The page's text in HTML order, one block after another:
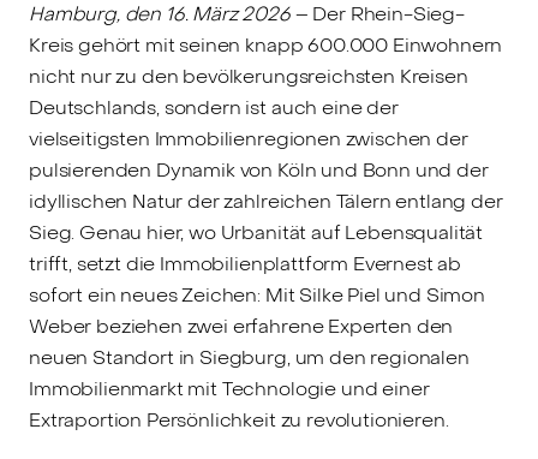
Hamburg, den 16. März 2026– Der Rhein-Sieg-
Kreis gehört mit seinen knapp 600.000 Einwohnern
nicht nur zu den bevölkerungsreichsten Kreisen
Deutschlands, sondern ist auch eine der
vielseitigsten Immobilienregionen zwischen der
pulsierenden Dynamik von Köln und Bonn und der
idyllischen Natur der zahlreichen Tälern entlang der
Sieg. Genau hier, wo Urbanität auf Lebensqualität
trifft, setzt die Immobilienplattform Evernest ab
sofort ein neues Zeichen: Mit Silke Piel und Simon
Weber beziehen zwei erfahrene Experten den
neuen Standort in Siegburg, um den regionalen
Immobilienmarkt mit Technologie und einer
Extraportion Persönlichkeit zu revolutionieren.